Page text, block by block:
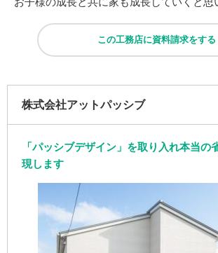
この工務店に資料請求をする
株式会社アットパッシブ
「パッシブデザイン」を取り入れ本当の
現します